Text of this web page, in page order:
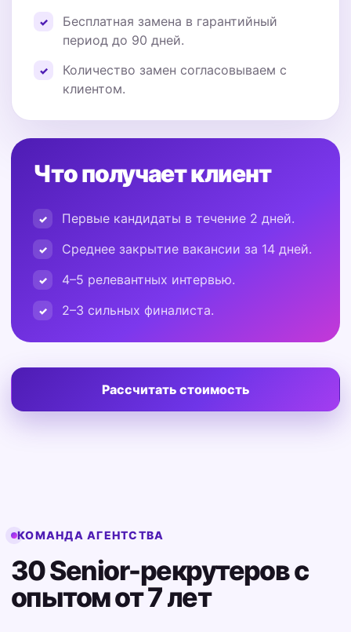
Бесплатная замена в гарантийный
период до 90 дней.
Количество замен согласовываем с
клиентом.
Что получает клиент
Первые кандидаты в течение 2 дней.
Среднее закрытие вакансии за 14 дней.
4–5 релевантных интервью.
2–3 сильных финалиста.
Рассчитать стоимость
КОМАНДА АГЕНТСТВА
30 Senior-рекрутеров с
опытом от 7 лет